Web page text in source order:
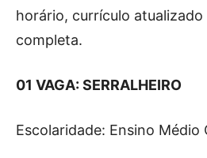
horário, currículo
completa.
01 VAGA: SERRALHEIRO
Escolaridade: Ensino Médio